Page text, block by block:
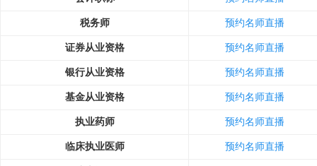
税务师 预约名师直播
证券从业资格 预约名师直播
银行从业资格 预约名师直播
基金从业资格 预约名师直播
执业药师 预约名师直播
临床执业医师 预约名师直播